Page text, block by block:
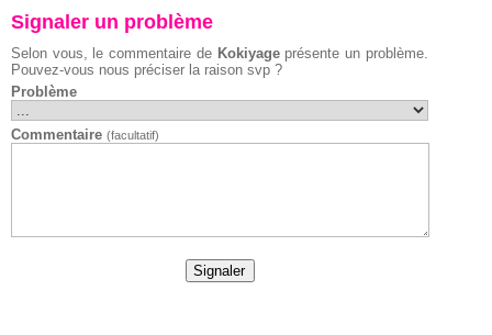
Signaler un problème
Selon vous, le commentaire de Kokiyageprésente un problème.
Pouvez-vous nous préciser la raison svp ?
Problème
Commentaire (facultatif)